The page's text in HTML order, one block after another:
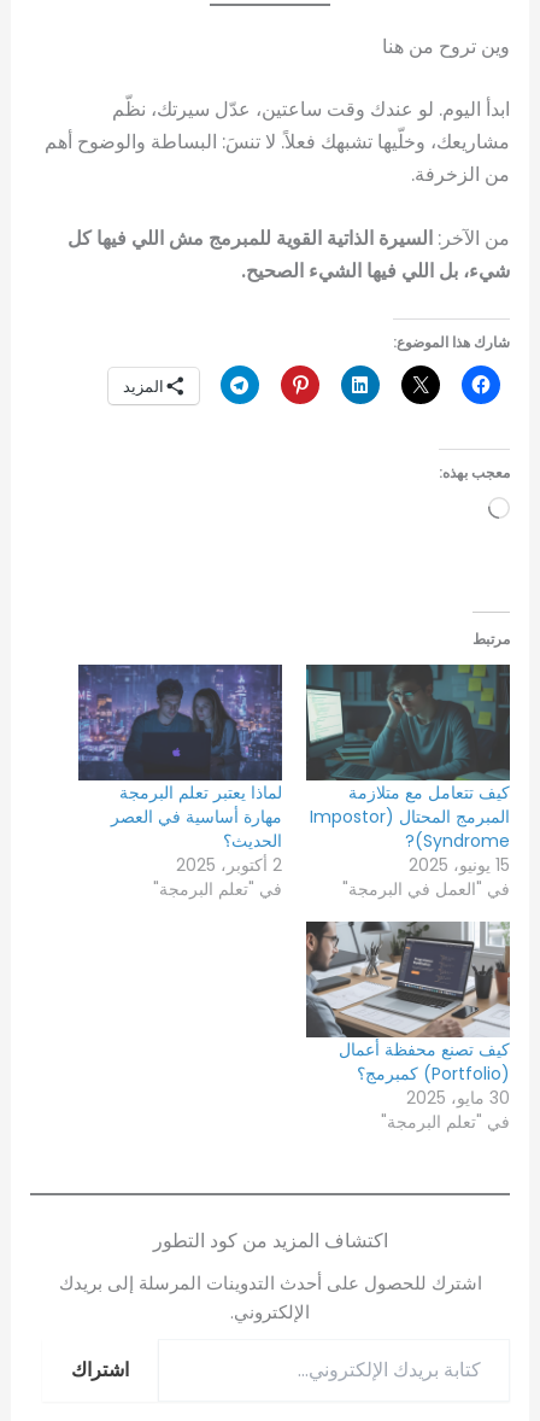
وين تروح من هنا
ابدأ اليوم. لو عندك وقت ساعتين، عدّل سيرتك، نظّم
مشاريعك، وخلّيها تشبهك فعلاً. لا تنسَ: البساطة والوضوح أهم
من الزخرفة.
من الآخر:السيرة الذاتية القوية للمبرمج مش اللي فيها كل
شيء، بل اللي فيها الشيء الصحيح.
شارك هذا الموضوع:
المزيد
معجب بهذه:
جاري
مرتبط
كيف تتعامل مع متلازمة
المبرمج المحتال (Impostor
Syndrome)?
15 يونيو، 2025
في "العمل في البرمجة"
لماذا يعتبر تعلم البرمجة
مهارة أساسية في العصر
الحديث؟
2 أكتوبر، 2025
في "تعلم البرمجة"
كيف تصنع محفظة أعمال
(Portfolio) كمبرمج؟
30 مايو، 2025
في "تعلم البرمجة"
اكتشاف المزيد من كود التطور
اشترك للحصول على أحدث التدوينات المرسلة إلى بريدك
الإلكتروني.
اشتراك